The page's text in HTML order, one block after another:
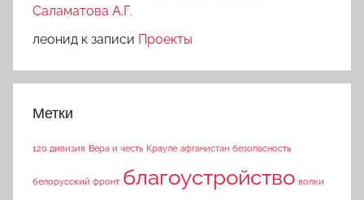
Саламатова А.Г.
леонид к записи Проекты
Метки
120 дивизия Вера и честь Крауле афганистан безопасность
белорусский фронт благоустройство волки